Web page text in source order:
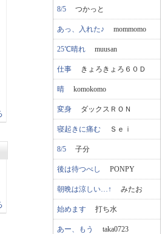
8/5 つかっと
あっ、入れた♪ mommomo
25℃晴れ muusan
仕事 きょろきょろ６０Ｄ
晴 komokomo
変身 ダックスＲＯＮ
寝起きに痛む Ｓｅｉ
8/5 子分
後は待つべし PONPY
朝晩は涼しい…↑ みたお
始めます 打ち水
あー、もう taka0723